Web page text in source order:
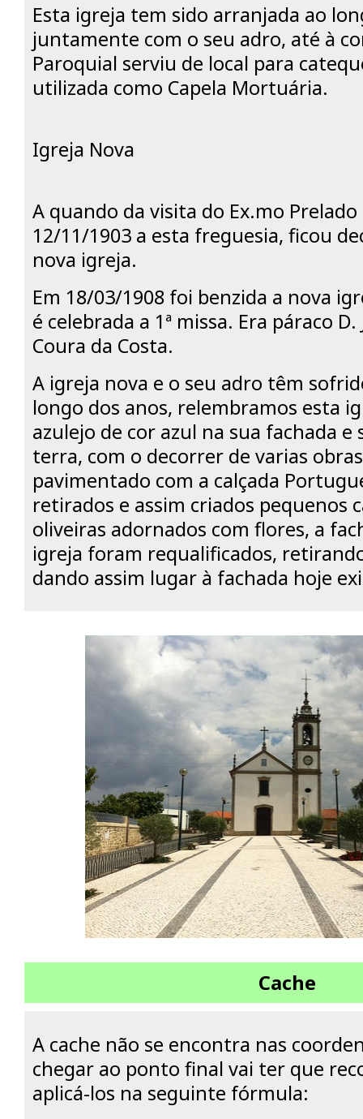
Esta igreja tem sido arranjada ao
juntamente com o seu adro, até à
Paroquial serviu de local para
utilizada como Capela Mortuária.
Igreja Nova
A quando da visita do Ex.mo Prelado
12/11/1903 a esta freguesia, ficou
nova igreja.
Em 18/03/1908 foi benzida a nova
é celebrada a 1ª missa. Era páraco D.
Coura da Costa.
A igreja nova e o seu adro têm
longo dos anos, relembramos esta
azulejo de cor azul na sua fachada e
terra, com o decorrer de varias
pavimentado com a calçada
retirados e assim criados pequenos
oliveiras adornados com flores, a
igreja foram requalificados,
dando assim lugar à fachada hoje
Cache
A cache não se encontra nas
chegar ao ponto final vai ter que
aplicá-los na seguinte fórmula: